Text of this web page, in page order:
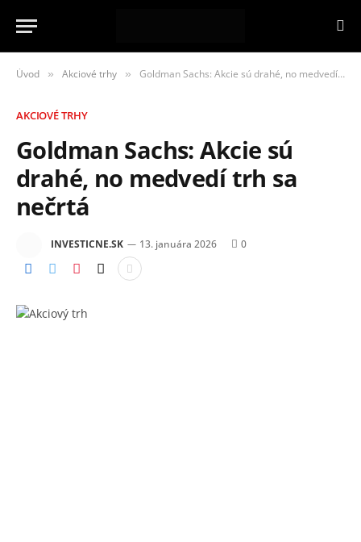
Úvod » Akciové trhy » Goldman Sachs: Akcie sú drahé, no medvedí trh sa nečrtá
AKCIOVÉ TRHY
Goldman Sachs: Akcie sú
drahé, no medvedí trh sa
nečrtá
INVESTICNE.SK 13. januára 2026 0